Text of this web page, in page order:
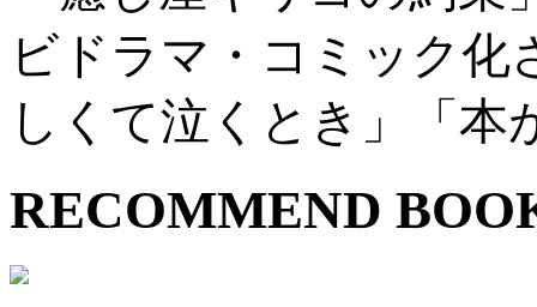
ビドラマ・コミック化
しくて泣くとき」「
RECOMMEND